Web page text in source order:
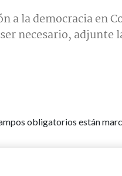
a la democracia en
necesario, adjunte
obligatorios están